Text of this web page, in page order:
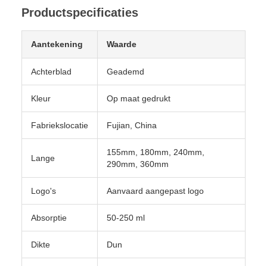
Productspecificaties
Aantekening Waarde
Achterblad Geademd
Kleur Op maat gedrukt
Fabriekslocatie Fujian, China
Lange
155mm, 180mm, 240mm,
290mm, 360mm
Logo's Aanvaard aangepast logo
Absorptie 50-250 ml
Dikte Dun